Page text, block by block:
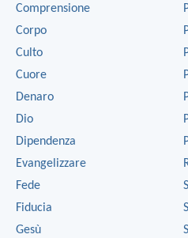
Comprensione
Corpo
Culto
Cuore
Denaro
Dio
Dipendenza
Evangelizzare
Fede
Fiducia
Gesù